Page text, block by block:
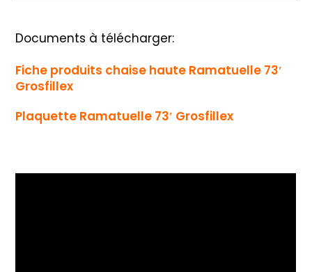
Documents à télécharger:
Fiche produits chaise haute Ramatuelle 73′
Grosfillex
Plaquette Ramatuelle 73′ Grosfillex